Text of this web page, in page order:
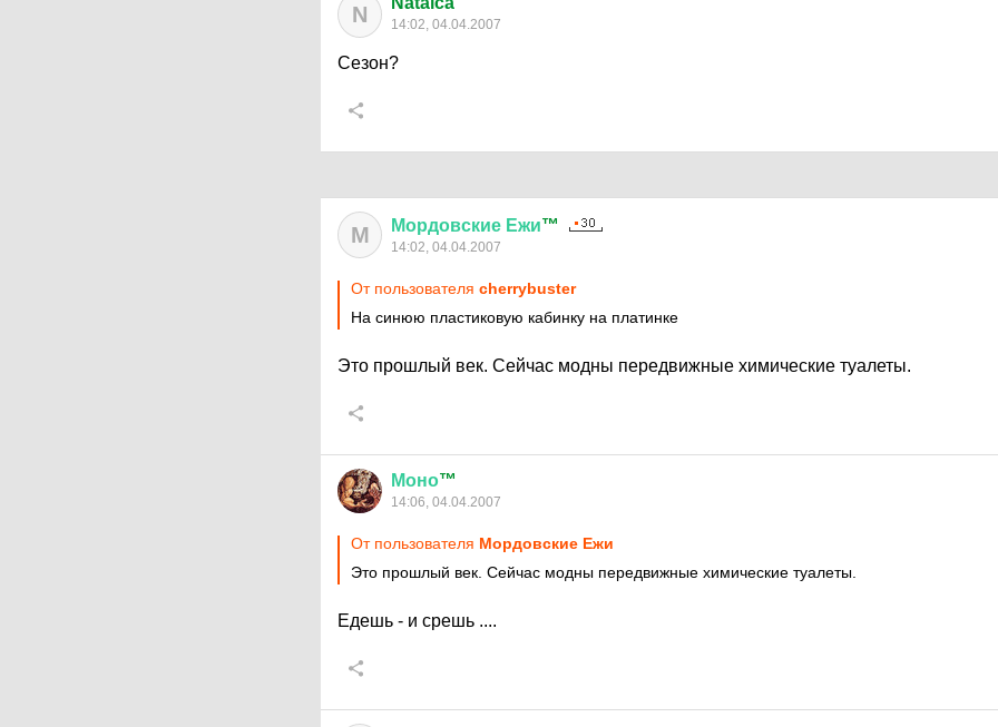
N 14:02, 04.04.2007
Сезон?
М Мордовские Ежи™
14:02, 04.04.2007
От пользователя cherrybuster
На синюю пластиковую кабинку на платинке
Это прошлый век. Сейчас модны передвижные химические туалеты.
Моно™
14:06, 04.04.2007
От пользователя Мордовские Ежи
Это прошлый век. Сейчас модны передвижные химические туалеты.
Едешь - и срешь ....